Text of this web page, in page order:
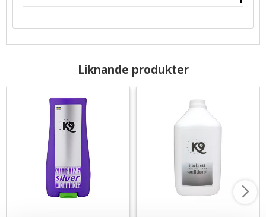
Liknande produkter